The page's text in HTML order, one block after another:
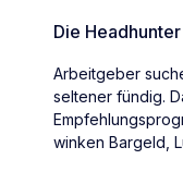
Die
Arbeitgeber
seltener fündig.
winken Bargeld,